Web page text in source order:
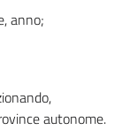
anno;
autonome.